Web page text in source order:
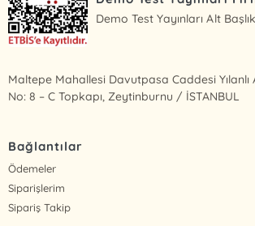
Demo Test Yayınları Alt Başlık
Maltepe Mahallesi Davutpasa Caddesi
No: 8 – C Topkapı, Zeytinburnu / İSTANBUL
Bağlantılar
Ödemeler
Siparişlerim
Sipariş Takip